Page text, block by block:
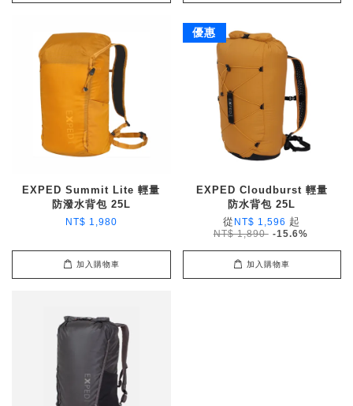
EXPED Summit Lite 輕量
防潑水背包 25L
NT$ 1,980
加入購物車
優惠
EXPED Cloudburst 輕量
防水背包 25L
從 NT$ 1,596 起
NT$ 1,890 -15.6%
加入購物車